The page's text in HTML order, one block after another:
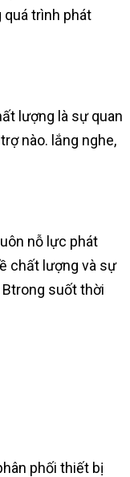
trình phát
lượng là sự quan
nào. lắng nghe,
nỗ lực phát
chất lượng và sự
suốt thời
phối thiết bị